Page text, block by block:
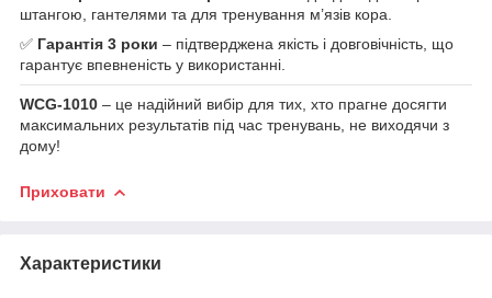
штангою, гантелями та для тренування м’язів кора.
✅ Гарантія 3 роки – підтверджена якість і довговічність, що
гарантує впевненість у використанні.
WCG-1010 – це надійний вибір для тих, хто прагне досягти
максимальних результатів під час тренувань, не виходячи з
дому!
Приховати
Характеристики